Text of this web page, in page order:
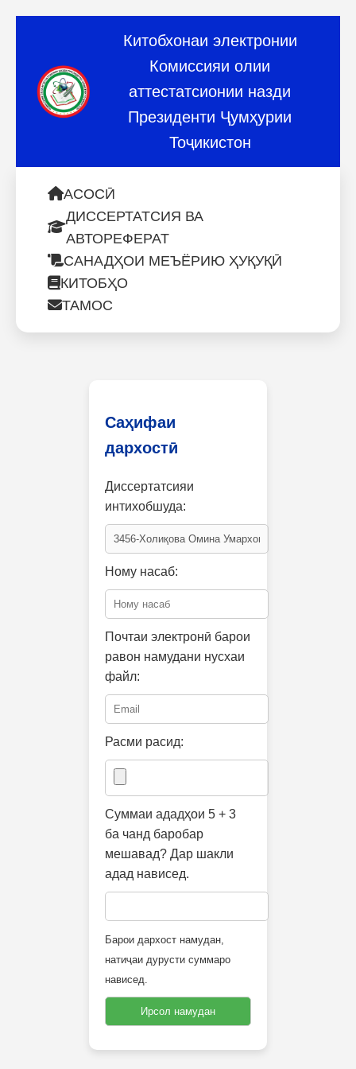
Китобхонаи электронии
Комиссияи олии
аттестатсионии назди
Президенти Ҷумҳурии
Тоҷикистон
АСОСӢ
ДИССЕРТАТСИЯ ВА
АВТОРЕФЕРАТ
САНАДҲОИ МЕЪЁРИЮ ҲУҚУҚӢ
КИТОБҲО
ТАМОС
Саҳифаи
дархостӣ
Диссертатсияи
интихобшуда:
Ному насаб:
Почтаи электронӣ барои
равон намудани нусхаи
файл:
Расми расид:
Суммаи ададҳои 5 + 3
ба чанд баробар
мешавад? Дар шакли
адад нависед.
Барои дархост намудан,
натиҷаи дурусти суммаро
нависед.
Ирсол намудан